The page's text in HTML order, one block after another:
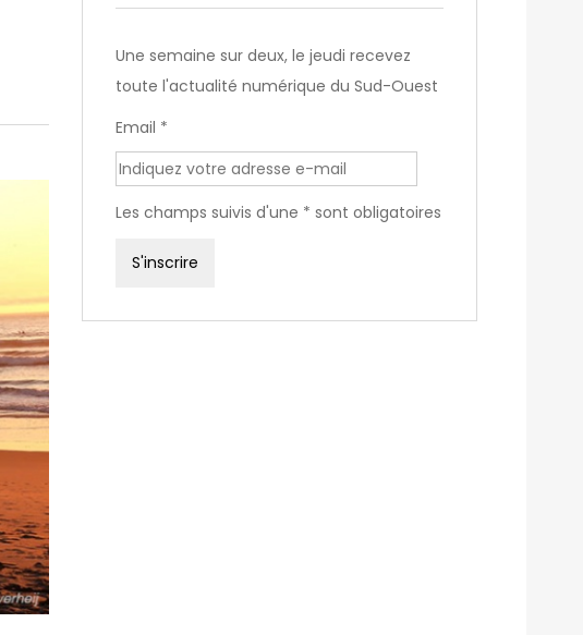
Une semaine sur deux, le jeudi recevez
toute l'actualité numérique du Sud-Ouest
Email *
Les champs suivis d'une * sont obligatoires